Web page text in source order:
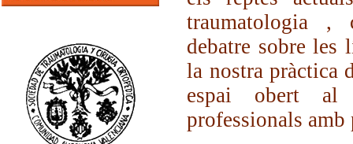
traumatologia ,
debatre sobre les
la nostra pràctica
espai obert
professionals